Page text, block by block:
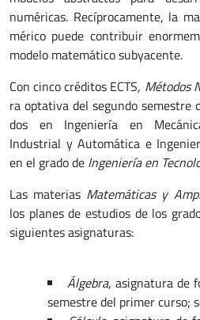
numéricas. Recíprocamente, la
mé­ri­co pue­de con­tri­buir
modelo matemático subyacente.
Con cinco créditos ECTS, Métodos
ra op­ta­ti­va del se­gun­do
dos en In­geniería en
Industrial y Automática e
en el grado de Ingeniería en
Las materias Matemáticas y
los planes de estudios de los
siguientes asignaturas:
Álgebra, asignatura de
se­mes­tre del pri­mer cur­so;